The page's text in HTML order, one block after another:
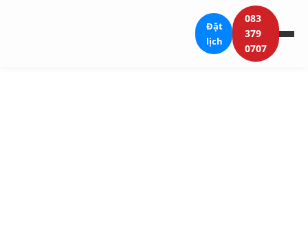
Đặt
lịch
083
379
0707